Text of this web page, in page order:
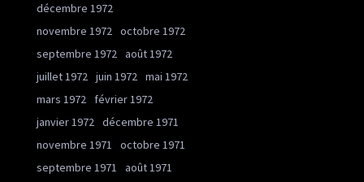
décembre 1972
novembre 1972 octobre 1972
septembre 1972 août 1972
juillet 1972 juin 1972 mai 1972
mars 1972
février 1972
janvier 1972 décembre 1971
novembre 1971
octobre 1971
septembre 1971
août 1971